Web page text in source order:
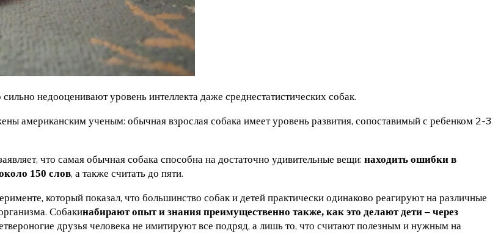
недооценивают уровень интеллекта даже среднестатистических собак.
американским ученым: обычная взрослая собака имеет уровень развития, сопоставимый с ребенком 2-3
что самая обычная собака способна на достаточно удивительные вещи: находить ошибки в
150 слов, а также считать до пяти.
который показал, что большинство собак и детей практически одинаково реагируют на различные
Собакинабирают опыт и знания преимущественно также, как это делают дети – через
друзья человека не имитируют все подряд, а лишь то, что считают полезным и нужным на